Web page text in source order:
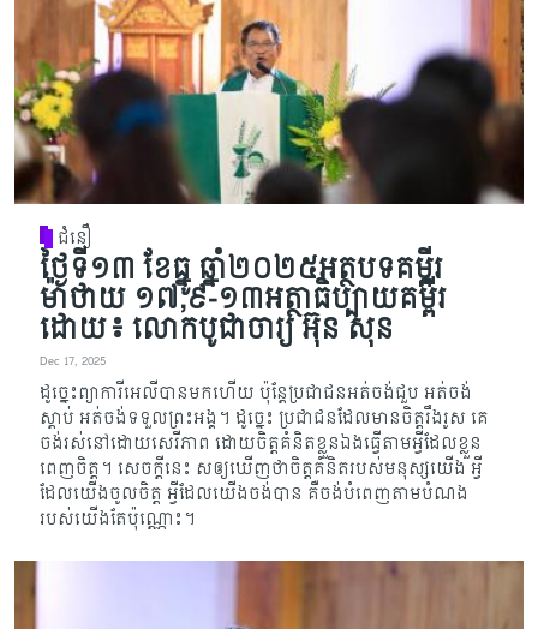
ជំនឿ
ថ្ងៃទី១៣ ខែធ្នូ ឆ្នាំ២០២៥អត្ថបទគម្ពីរ
ម៉ាថាយ ១៧,៩-១៣អត្ថាធិប្បាយគម្ពីរ
ដោយ៖ លោកបូជាចារ្យ អ៊ុន សុន
Dec 17, 2025
ដូច្នេះព្យាការីអេលីបានមកហើយ ប៉ុន្តែប្រជាជនអត់ចង់ជួប អត់ចង់
ស្ដាប់ អត់ចង់​ទទួល​ព្រះ​អង្គ​។ ដូច្នេះ ប្រជាជនដែលមានចិត្តរឹងរូស គេ
ចង់រស់នៅដោយសេរីភាព ដោយចិត្តគំនិតខ្លួន​ឯង​ធ្វើ​តាម​អ្វីដែលខ្លួន
ពេញចិត្ត។ សេចក្ដីនេះ សឲ្យឃើញថាចិត្តគំនិតរបស់មនុស្សយើង អ្វី
ដែល​យើង​​ចូលចិត្ត អ្វីដែលយើង​ចង់​បាន​ គឺចង់បំពេញតាមបំណង
របស់យើងតែប៉ុណ្ណោះ។